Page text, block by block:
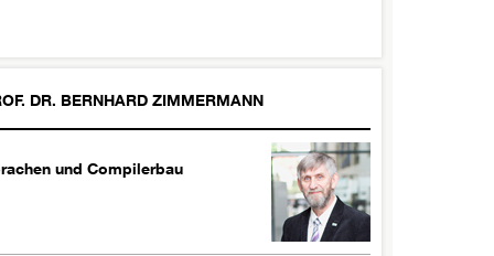
DR. BERNHARD ZIMMERMANN
und Compilerbau